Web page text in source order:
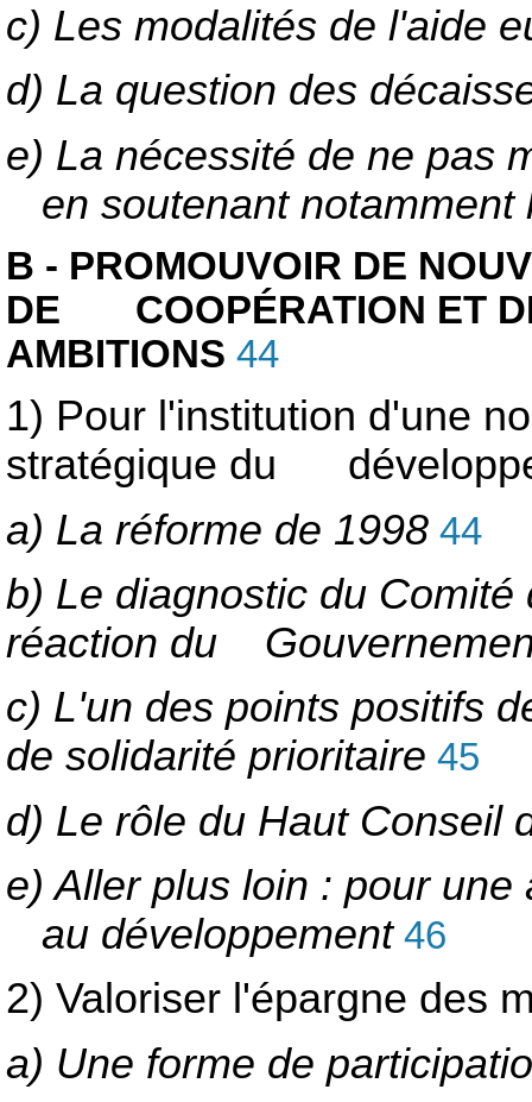
c) Les modalités de l'aide
d) La question des
e) La nécessité de ne pas
en soutenant notamment
B - PROMOUVOIR DE
DE COOPÉRATION ET
AMBITIONS 44
1) Pour l'institution d'une
stratégique du
a) La réforme de 1998 44
b) Le diagnostic du
réaction du
c) L'un des points positifs
de solidarité prioritaire 45
d) Le rôle du Haut Conseil
e) Aller plus loin : pour
au développement46
2) Valoriser l'épargne des
a) Une forme de